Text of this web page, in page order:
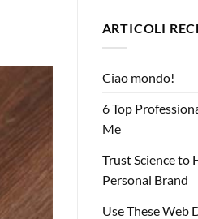
ARTICOLI
Ciao mondo!
6 Top
Me
Trust Science to
Personal Brand
Use These Web